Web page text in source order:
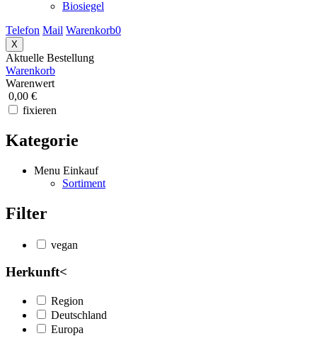
Biosiegel
Telefon Mail Warenkorb0
X
Aktuelle Bestellung
Warenkorb
Warenwert
0,00 €
fixieren
Kategorie
Menu Einkauf
Sortiment
Filter
vegan
Herkunft<
Region
Deutschland
Europa